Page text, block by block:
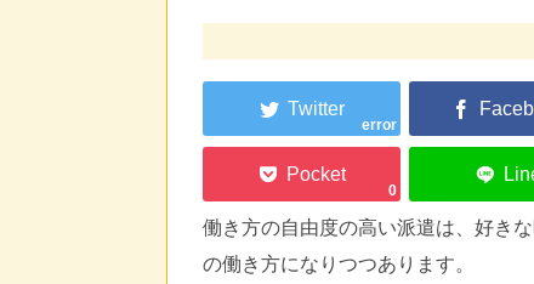
error
0
働き方の自由度の高い派遣は、好き
の働き方になりつつあります。